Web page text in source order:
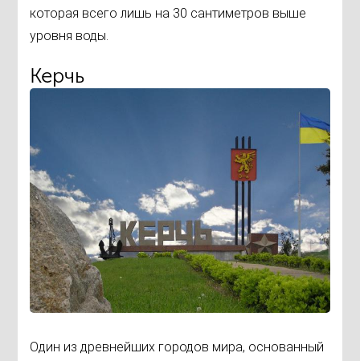
которая всего лишь на 30 сантиметров выше
уровня воды.
Керчь
Один из древнейших городов мира, основанный